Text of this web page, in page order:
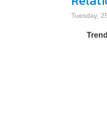
Tuesday,